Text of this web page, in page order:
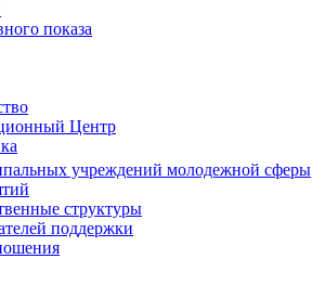
показа
Центр
учреждений молодежной сферы
структуры
поддержки